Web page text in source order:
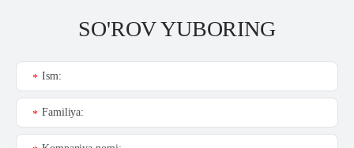
SO'ROV YUBORING
Ism:
*
Familiya:
*